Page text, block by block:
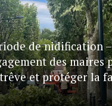
de nidification –
des maires
et protéger la